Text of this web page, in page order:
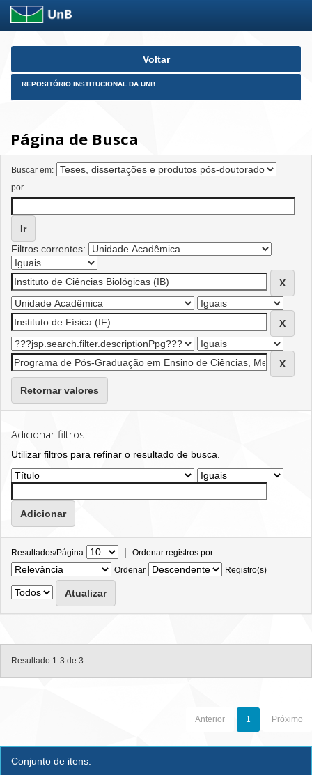
Skip
Voltar
REPOSITÓRIO INSTITUCIONAL DA UNB
Página de Busca
Buscar em:
por
Filtros correntes:
Retornar valores
Adicionar filtros:
Utilizar filtros para refinar o resultado de busca.
Resultados/Página | Ordenar registros por
Ordenar
Registro(s)
Resultado 1-3 de 3.
Anterior 1 Próximo
Conjunto de itens: